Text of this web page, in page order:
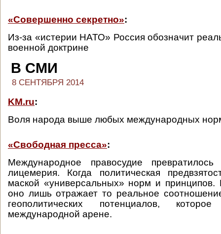
«Совершенно секретно»:
Из-за «истерии НАТО» Россия обозначит
военной доктрине
В СМИ
8 СЕНТЯБРЯ 2014
KM.ru:
Воля народа выше любых международных
«Свободная пресса»:
Международное правосудие
лицемерия. Когда политическая
маской «универсальных» норм и
оно лишь отражает то реальное
геополитических потенциалов,
международной арене.